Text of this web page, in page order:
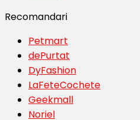
Recomandari
Petmart
dePurtat
DyFashion
LaFeteCochete
Geekmall
Noriel